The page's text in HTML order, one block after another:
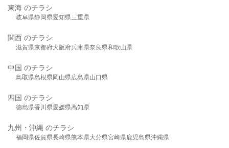
東海 のチラシ
岐阜県静岡県愛知県三重県
関西 のチラシ
滋賀県京都府大阪府兵庫県奈良県和歌山県
中国 のチラシ
鳥取県島根県岡山県広島県山口県
四国 のチラシ
徳島県香川県愛媛県高知県
九州・沖縄 のチラシ
福岡県佐賀県長崎県熊本県大分県宮崎県鹿児島県沖縄県